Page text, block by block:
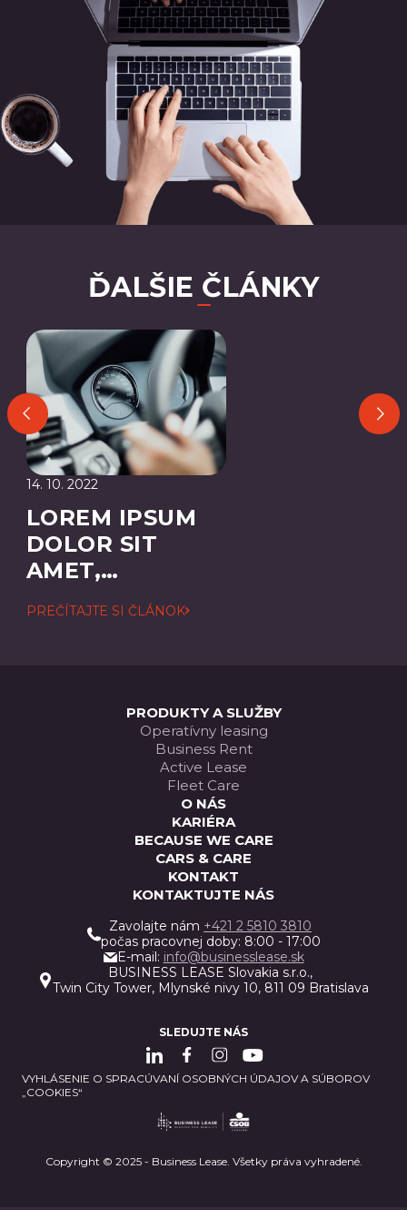
ĎALŠIE ČLÁNKY
14. 10. 2022
LOREM IPSUM
DOLOR SIT
AMET,
CONSECTETUER
ADIPISCING
PREČÍTAJTE SI ČLÁNOK
PRODUKTY A SLUŽBY
Operatívny leasing
Business Rent
Active Lease
Fleet Care
O NÁS
KARIÉRA
BECAUSE WE CARE
CARS & CARE
KONTAKT
KONTAKTUJTE NÁS
Zavolajte nám +421 2 5810 3810
počas pracovnej doby: 8:00 - 17:00
E-mail: info@businesslease.sk
BUSINESS LEASE Slovakia s.r.o.,
Twin City Tower, Mlynské nivy 10, 811 09 Bratislava
SLEDUJTE NÁS
Copyright © 2025 - Business Lease. Všetky práva vyhradené.
VYHLÁSENIE O SPRACÚVANÍ OSOBNÝCH ÚDAJOV A SÚBOROV
„COOKIES“